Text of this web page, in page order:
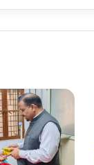
अंतिम